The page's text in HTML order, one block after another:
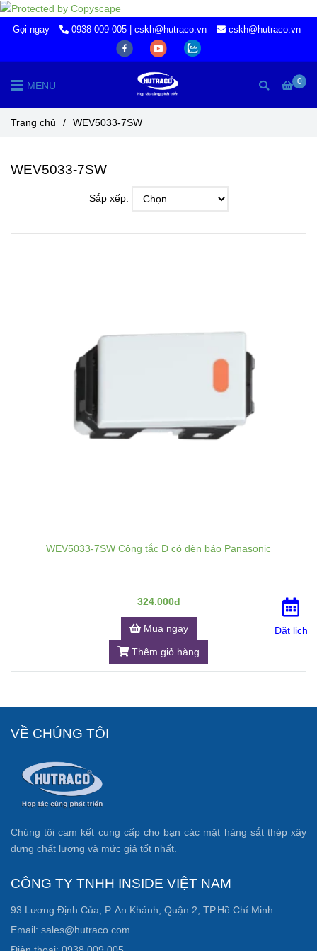
Gọi ngay 0938 009 005 | cskh@hutraco.vn cskh@hutraco.vn
0
MENU
Trang chủ / WEV5033-7SW
WEV5033-7SW
Sắp xếp:
WEV5033-7SW Công tắc D có đèn báo Panasonic
324.000đ
Mua ngay
Thêm giỏ hàng
VỀ CHÚNG TÔI
Chúng tôi cam kết cung cấp cho bạn các mặt hàng sắt thép xây
dựng chất lượng và mức giá tốt nhất.
CÔNG TY TNHH INSIDE VIỆT NAM
93 Lương Định Của, P. An Khánh, Quận 2, TP.Hồ Chí Minh
Email: sales@hutraco.com
Đặt lịch